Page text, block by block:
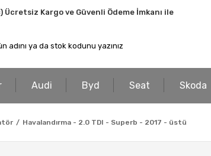
Kargo ve Güvenli Ödeme İmkanı ile
Audi Byd Seat Skoda
Havalandırma - 2.0 TDI - Superb - 2017 - üstü